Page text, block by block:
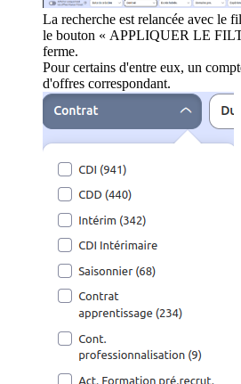
La recherche est relancée avec le
le bouton « APPLIQUER LE
ferme.
Pour certains d'entre eux, un
d'offres correspondant.